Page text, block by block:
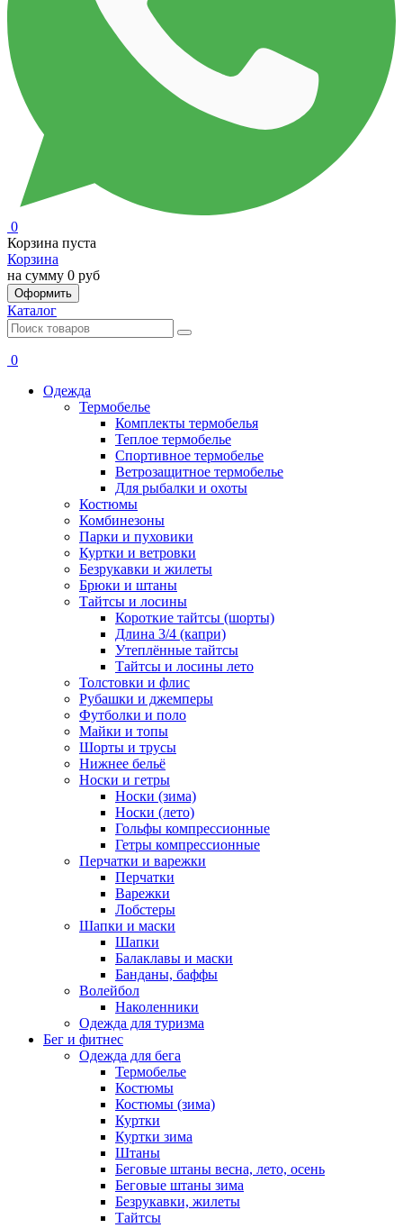
0
Корзина пуста
Корзина
на сумму 0 руб
Оформить
Каталог
0
Одежда
Термобелье
Комплекты термобелья
Теплое термобелье
Спортивное термобелье
Ветрозащитное термобелье
Для рыбалки и охоты
Костюмы
Комбинезоны
Парки и пуховики
Куртки и ветровки
Безрукавки и жилеты
Брюки и штаны
Тайтсы и лосины
Короткие тайтсы (шорты)
Длина 3/4 (капри)
Утеплённые тайтсы
Тайтсы и лосины лето
Толстовки и флис
Рубашки и джемперы
Футболки и поло
Майки и топы
Шорты и трусы
Нижнее бельё
Носки и гетры
Носки (зима)
Носки (лето)
Гольфы компрессионные
Гетры компрессионные
Перчатки и варежки
Перчатки
Варежки
Лобстеры
Шапки и маски
Шапки
Балаклавы и маски
Банданы, баффы
Волейбол
Наколенники
Одежда для туризма
Бег и фитнес
Одежда для бега
Термобелье
Костюмы
Костюмы (зима)
Куртки
Куртки зима
Штаны
Беговые штаны весна, лето, осень
Беговые штаны зима
Безрукавки, жилеты
Тайтсы